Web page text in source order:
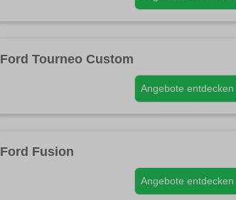
Ford Tourneo Custom
Angebote entdecken
Ford Fusion
Angebote entdecken